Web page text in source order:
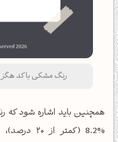
رنگ مشکی با کد هگز 45454D و نام لاتین Black Color
%8.2 (کمتر از ۲۰ درصد)، از اعضای خانواده